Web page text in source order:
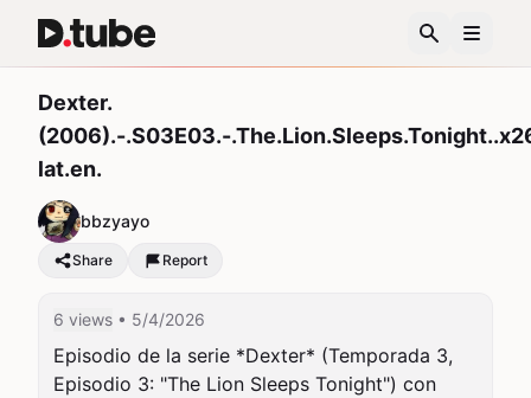
Dexter.
(2006).-.S03E03.-
lat.en.
bbzyayo
Share Report
6 views • 5/4/2026
Episodio de la serie *Dexter* (Temporada 3,
Episodio 3: "The Lion Sleeps Tonight") con